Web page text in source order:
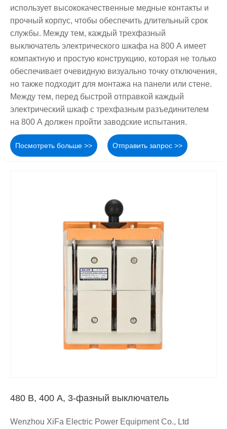
использует высококачественные медные контакты и
прочный корпус, чтобы обеспечить длительный срок
службы. Между тем, каждый трехфазный
выключатель электрического шкафа на 800 А имеет
компактную и простую конструкцию, которая не только
обеспечивает очевидную визуально точку отключения,
но также подходит для монтажа на панели или стене.
Между тем, перед быстрой отправкой каждый
электрический шкаф с трехфазным разъединителем
на 800 А должен пройти заводские испытания.
Посмотреть больше >> Отправить запрос >>
480 В, 400 А, 3-фазный выключатель
Wenzhou XiFa Electric Power Equipment Co., Ltd